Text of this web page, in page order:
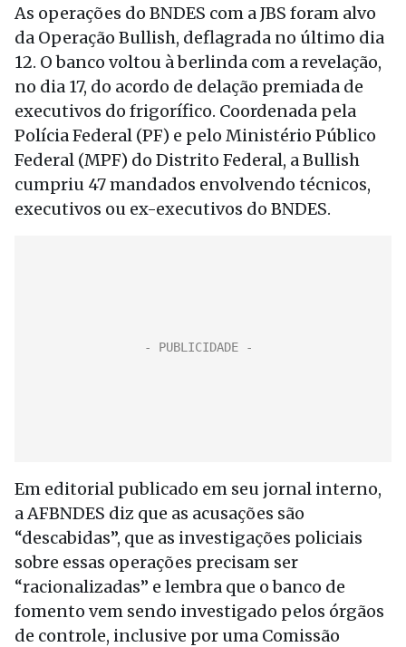
As operações do BNDES com a JBS foram alvo
da Operação Bullish, deflagrada no último dia
12. O banco voltou à berlinda com a revelação,
no dia 17, do acordo de delação premiada de
executivos do frigorífico. Coordenada pela
Polícia Federal (PF) e pelo Ministério Público
Federal (MPF) do Distrito Federal, a Bullish
cumpriu 47 mandados envolvendo técnicos,
executivos ou ex-executivos do BNDES.
Em editorial publicado em seu jornal interno,
a AFBNDES diz que as acusações são
“descabidas”, que as investigações policiais
sobre essas operações precisam ser
“racionalizadas” e lembra que o banco de
fomento vem sendo investigado pelos órgãos
de controle, inclusive por uma Comissão